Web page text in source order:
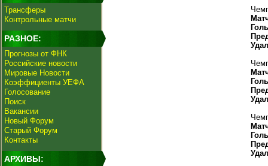
Трансферы
Контрольные матчи
РАЗНОЕ:
Прогнозы от ФНК
Российские новости
Мировые Новости
Коэффициенты УЕФА
Голосование
Поиск
Вакансии
Новый Форум
Старый Форум
Контакты
АРХИВЫ: